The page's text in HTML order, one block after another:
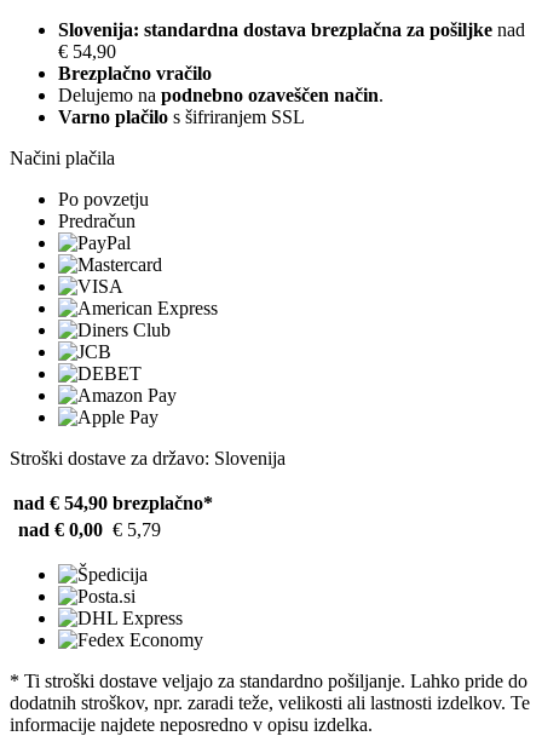
Slovenija: standardna dostava brezplačna za pošiljke nad
€ 54,90
Brezplačno vračilo
Delujemo na podnebno ozaveščen način.
Varno plačilo s šifriranjem SSL
Načini plačila
Po povzetju
Predračun
Stroški dostave za državo: Slovenija
nad € 54,90 brezplačno*
nad € 0,00 € 5,79
* Ti stroški dostave veljajo za standardno pošiljanje. Lahko pride do
dodatnih stroškov, npr. zaradi teže, velikosti ali lastnosti izdelkov. Te
informacije najdete neposredno v opisu izdelka.